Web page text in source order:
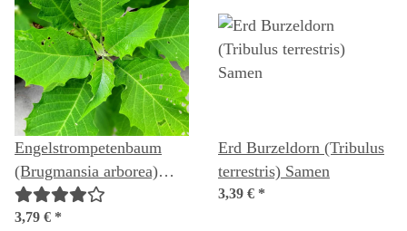
Engelstrompetenbaum
(Brugmansia arborea)
Samen
3,79 € *
Erd Burzeldorn (Tribulus
terrestris) Samen
3,39 € *